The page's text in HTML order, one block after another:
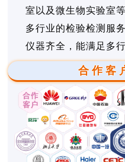
室以及微生物实验室
多行业的检验检测服
仪器齐全，能满足多
合作客